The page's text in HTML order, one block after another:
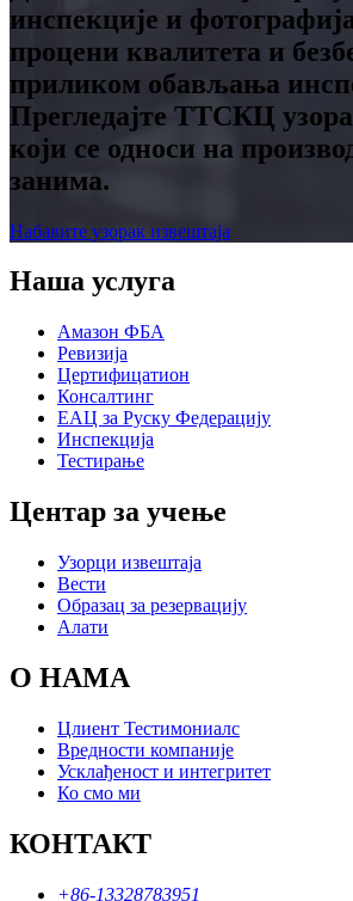
инспекције и
процени квалитета и
приликом обављања
Прегледајте ТТСКЦ
који се односи на
занима.
Набавите узорак извештаја
Наша услуга
Амазон ФБА
Ревизија
Цертифицатион
Консалтинг
ЕАЦ за Руску Федерацију
Инспекција
Тестирање
Центар за учење
Узорци извештаја
Вести
Образац за резервацију
Алати
О НАМА
Цлиент Тестимониалс
Вредности компаније
Усклађеност и интегритет
Ко смо ми
КОНТАКТ
+86-13328783951